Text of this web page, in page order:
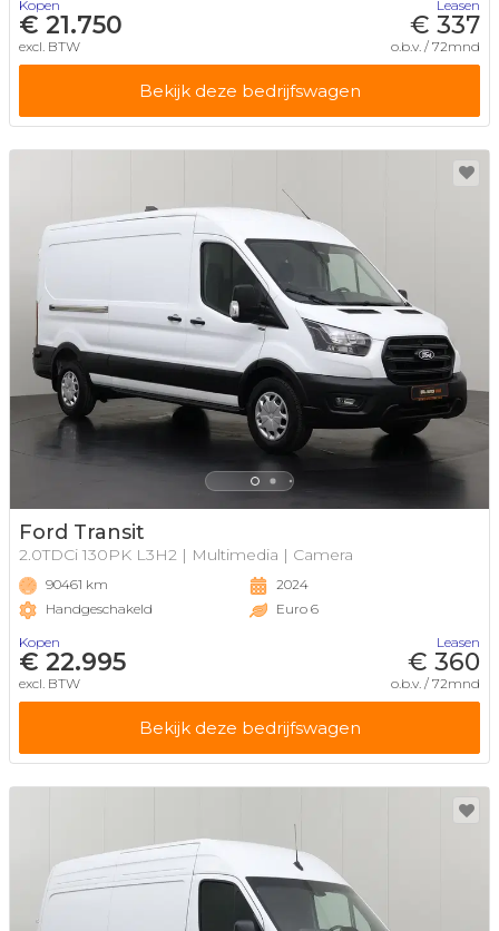
Kopen
€ 21.750
excl. BTW
Leasen
€ 337
o.b.v. / 72mnd
Bekijk deze bedrijfswagen
Ford Transit
2.0TDCi 130PK L3H2 | Multimedia | Camera
90461 km
Handgeschakeld
2024
Euro 6
Kopen
€ 22.995
excl. BTW
Leasen
€ 360
o.b.v. / 72mnd
Bekijk deze bedrijfswagen